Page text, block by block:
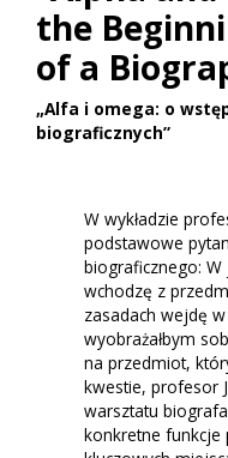
the
of a
„Alfa i omega: o
biograficznych”
W wykładzie
podstawowe
biograficznego:
wchodzę z
zasadach wejdę
wyobrażałbym
na przedmiot,
kwestie, profesor
warsztatu
konkretne funkcje